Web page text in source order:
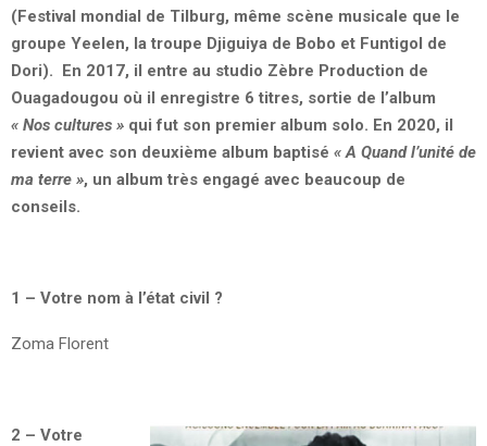
(Festival mondial de Tilburg, même scène musicale que le
groupe Yeelen, la troupe Djiguiya de Bobo et Funtigol de
Dori). En 2017, il entre au studio Zèbre Production de
Ouagadougou où il enregistre 6 titres, sortie de l’album
« Nos cultures » qui fut son premier album solo. En 2020, il
revient avec son deuxième album baptisé « A Quand l’unité de
ma terre », un album très engagé avec beaucoup de
conseils.
1 – Votre nom à l’état civil ?
Zoma Florent
2 – Votre